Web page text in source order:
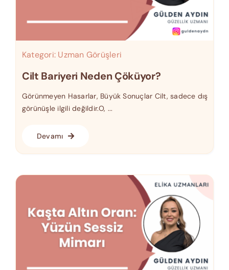
Kategori: Uzman Görüşleri
Cilt Bariyeri Neden Çöküyor?
Görünmeyen Hasarlar, Büyük Sonuçlar Cilt, sadece dış
görünüşle ilgili değildir.O, ...
Devamı